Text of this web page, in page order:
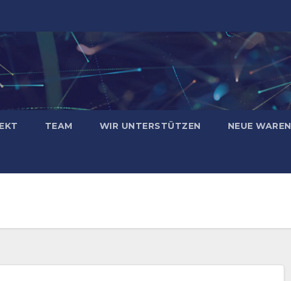
TEAM WIR UNTERSTÜTZEN NEUE WAREN